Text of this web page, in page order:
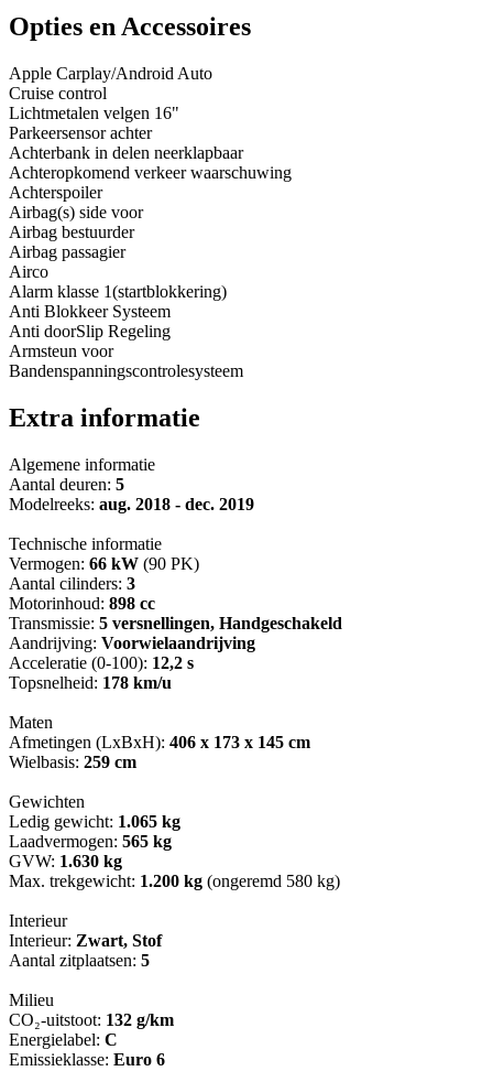
Opties en Accessoires
Apple Carplay/Android Auto
Cruise control
Lichtmetalen velgen 16"
Parkeersensor achter
Achterbank in delen neerklapbaar
Achteropkomend verkeer waarschuwing
Achterspoiler
Airbag(s) side voor
Airbag bestuurder
Airbag passagier
Airco
Alarm klasse 1(startblokkering)
Anti Blokkeer Systeem
Anti doorSlip Regeling
Armsteun voor
Bandenspanningscontrolesysteem
Extra informatie
Algemene informatie
Aantal deuren: 5
Modelreeks: aug. 2018 - dec. 2019
Technische informatie
Vermogen: 66 kW (90 PK)
Aantal cilinders: 3
Motorinhoud: 898 cc
Transmissie: 5 versnellingen, Handgeschakeld
Aandrijving: Voorwielaandrijving
Acceleratie (0-100): 12,2 s
Topsnelheid: 178 km/u
Maten
Afmetingen (LxBxH): 406 x 173 x 145 cm
Wielbasis: 259 cm
Gewichten
Ledig gewicht: 1.065 kg
Laadvermogen: 565 kg
GVW: 1.630 kg
Max. trekgewicht: 1.200 kg (ongeremd 580 kg)
Interieur
Interieur: Zwart, Stof
Aantal zitplaatsen: 5
Milieu
CO₂-uitstoot: 132 g/km
Energielabel: C
Emissieklasse: Euro 6